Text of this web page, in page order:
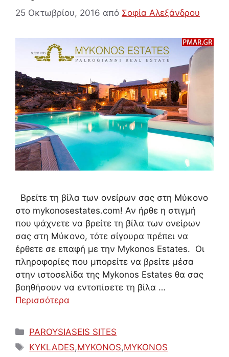
25 Οκτωβρίου, 2016 από Σοφία Αλεξάνδρου
Βρείτε τη βίλα των ονείρων σας στη Μύκονο
στο mykonosestates.com! Αν ήρθε η στιγμή
που ψάχνετε να βρείτε τη βίλα των ονείρων
σας στη Μύκονο, τότε σίγουρα πρέπει να
έρθετε σε επαφή με την Mykonos Estates. Οι
πληροφορίες που μπορείτε να βρείτε μέσα
στην ιστοσελίδα της Mykonos Estates θα σας
βοηθήσουν να εντοπίσετε τη βίλα …
Περισσότερα
Κατηγορίες
PAROYSIASEIS SITES
Ετικέτες
KYKLADES,MYKONOS,MYKONOS